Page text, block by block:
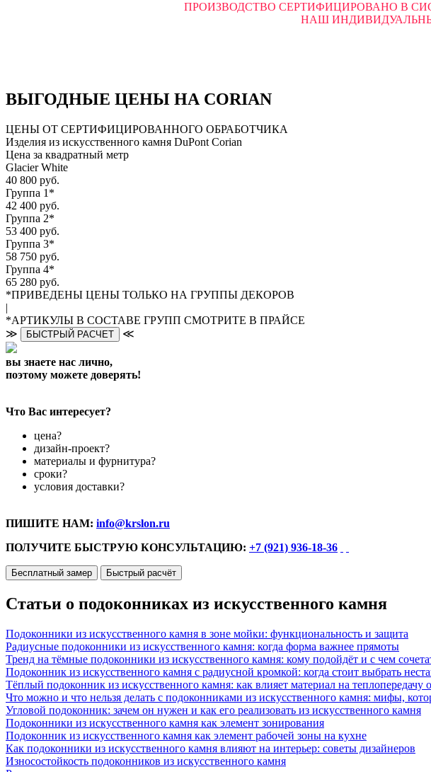
ПРОИЗВОДСТВО СЕРТИФИЦИРОВАНО В
НАШ
ВЫГОДНЫЕ ЦЕНЫ НА CORIAN
ЦЕНЫ ОТ СЕРТИФИЦИРОВАННОГО ОБРАБОТЧИКА
Изделия из искусственного камня DuPont Corian
Цена за квадратный метр
Glacier White
40 800 руб.
Группа 1*
42 400 руб.
Группа 2*
53 400 руб.
Группа 3*
58 750 руб.
Группа 4*
65 280 руб.
*ПРИВЕДЕНЫ ЦЕНЫ ТОЛЬКО НА ГРУППЫ ДЕКОРОВ
|
*АРТИКУЛЫ В СОСТАВЕ ГРУПП СМОТРИТЕ В ПРАЙСЕ
≫
БЫСТРЫЙ РАСЧЕТ ≪
вы знаете нас лично,
поэтому можете доверять!
Что Вас интересует?
цена?
дизайн-проект?
материалы и фурнитура?
сроки?
условия доставки?
ПИШИТЕ НАМ: info@krslon.ru
ПОЛУЧИТЕ БЫСТРУЮ КОНСУЛЬТАЦИЮ: +7 (921) 936-18-36
Бесплатный замер Быстрый расчёт
Статьи о подоконниках из искусственного камня
Подоконники из искусственного камня в зоне мойки: функциональность и защита
Радиусные подоконники из искусственного камня: когда форма важнее прямоты
Тренд на тёмные подоконники из искусственного камня: кому подойдёт и с чем
Подоконник из искусственного камня с радиусной кромкой: когда стоит выбрать
Тёплый подоконник из искусственного камня: как влияет материал на теплопередачу
Что можно и что нельзя делать с подоконниками из искусственного камня: мифы,
Угловой подоконник: зачем он нужен и как его реализовать из искусственного камня
Подоконники из искусственного камня как элемент зонирования
Подоконник из искусственного камня как элемент рабочей зоны на кухне
Как подоконники из искусственного камня влияют на интерьер: советы дизайнеров
Износостойкость подоконников из искусственного камня